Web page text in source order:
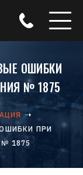
ОШИБКИ
№ 1875
ПРИ
1875